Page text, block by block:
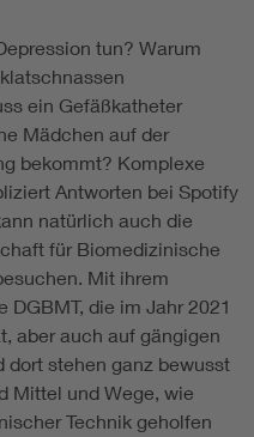
tun? Warum
ein Gefäßkatheter
Mädchen auf der
bekommt? Komplexe
Antworten bei Spotify
natürlich auch die
für Biomedizinische
Mit ihrem
DGBMT, die im Jahr 2021
aber auch auf gängigen
dort stehen ganz bewusst
Mittel und Wege, wie
Technik geholfen